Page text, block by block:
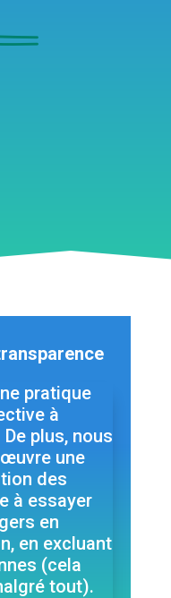
pratique
à
plus, nous
une
des
à essayer
en
en excluant
(cela
tout).